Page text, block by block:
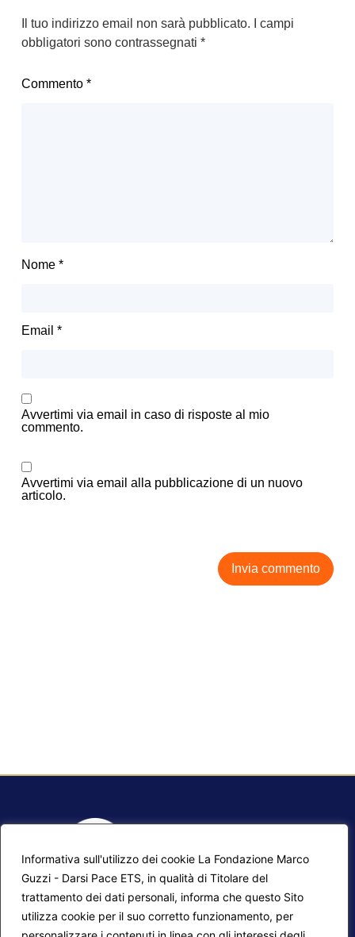
Informativa sull'utilizzo dei cookie La Fondazione Marco
Guzzi - Darsi Pace ETS, in qualità di Titolare del
trattamento dei dati personali, informa che questo Sito
utilizza cookie per il suo corretto funzionamento, per
Il tuo indirizzo email non sarà pubblicato.
I campi
obbligatori sono contrassegnati *
Commento *
Nome *
Email *
Avvertimi via email in caso di risposte al mio
commento.
Avvertimi via email alla pubblicazione di un nuovo
articolo.